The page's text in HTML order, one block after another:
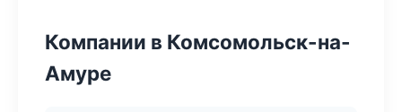
Компании в Комсомольск-на-
Амуре